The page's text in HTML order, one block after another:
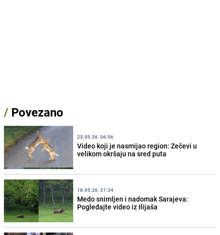
/ Povezano
25.05.26. 06:56
Video koji je nasmijao region: Zečevi u
velikom okršaju na sred puta
18.05.26. 21:34
Medo snimljen i nadomak Sarajeva:
Pogledajte video iz Ilijaša